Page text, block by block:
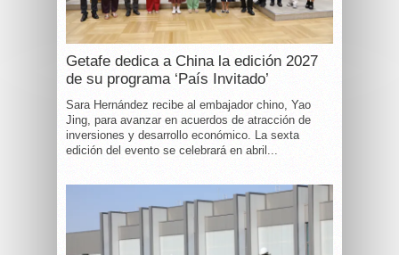
Getafe dedica a China la edición 2027
de su programa ‘País Invitado’
Sara Hernández recibe al embajador chino, Yao
Jing, para avanzar en acuerdos de atracción de
inversiones y desarrollo económico. La sexta
edición del evento se celebrará en abril...